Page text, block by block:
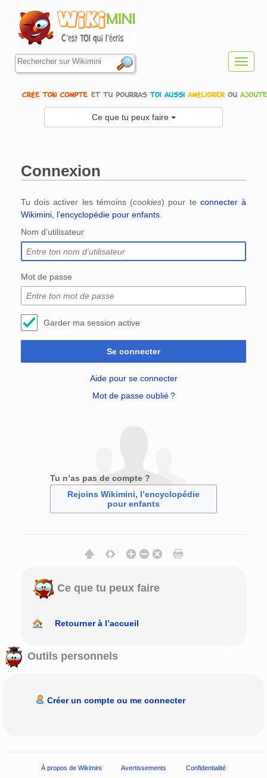
Ce que tu peux faire
Connexion
Tu dois activer les témoins (cookies) pour te connecter à
Wikimini, l’encyclopédie pour enfants.
Nom d’utilisateur
Mot de passe
Garder ma session active
Se connecter
Aide pour se connecter
Mot de passe oublié ?
Tu n’as pas de compte ?
Rejoins Wikimini, l’encyclopédie
pour enfants
Ce que tu peux faire
Retourner à l’accueil
Outils personnels
Créer un compte ou me connecter
À propos de Wikimini Avertissements Confidentialité